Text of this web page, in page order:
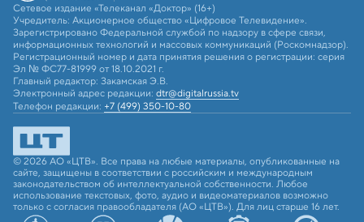
Сетевое издание «Телеканал «Доктор» (16+)
Учредитель: Акционерное общество «Цифровое Телевидение».
Зарегистрировано Федеральной службой по надзору в сфере связи,
информационных технологий и массовых коммуникаций (Роскомнадзор).
Регистрационный номер и дата принятия решения о регистрации: серия
Эл № ФС77-81999 от 18.10.2021 г.
Главный редактор: Закамская Э.В.
Электронный адрес редакции: dtr@digitalrussia.tv
Телефон редакции: +7 (499) 350-10-80
© 2026 АО «ЦТВ». Все права на любые материалы, опубликованные на
сайте, защищены в соответствии с российским и международным
законодательством об интеллектуальной собственности. Любое
использование текстовых, фото, аудио и видеоматериалов возможно
только с согласия правообладателя (АО «ЦТВ»). Для лиц старше 16 лет.